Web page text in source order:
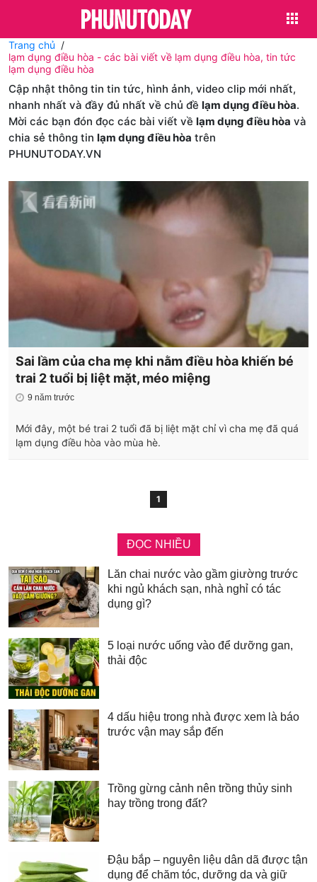
Trang chủ
lạm dụng điều hòa - các bài viết về lạm dụng điều hòa, tin tức
lạm dụng điều hòa
Cập nhật thông tin tin tức, hình ảnh, video clip mới nhất,
nhanh nhất và đầy đủ nhất về chủ đề lạm dụng điều hòa.
Mời các bạn đón đọc các bài viết về lạm dụng điều hòa và
chia sẻ thông tin lạm dụng điều hòa trên
PHUNUTODAY.VN
Sai lầm của cha mẹ khi nằm điều hòa khiến bé
trai 2 tuổi bị liệt mặt, méo miệng
9 năm trước
Mới đây, một bé trai 2 tuổi đã bị liệt mặt chỉ vì cha mẹ đã quá
lạm dụng điều hòa vào mùa hè.
1
ĐỌC NHIỀU
Lăn chai nước vào gầm giường trước
khi ngủ khách sạn, nhà nghỉ có tác
dụng gì?
5 loại nước uống vào để dưỡng gan,
thải độc
4 dấu hiệu trong nhà được xem là báo
trước vận may sắp đến
Trồng gừng cảnh nên trồng thủy sinh
hay trồng trong đất?
Đậu bắp – nguyên liệu dân dã được tận
dụng để chăm tóc, dưỡng da và giữ